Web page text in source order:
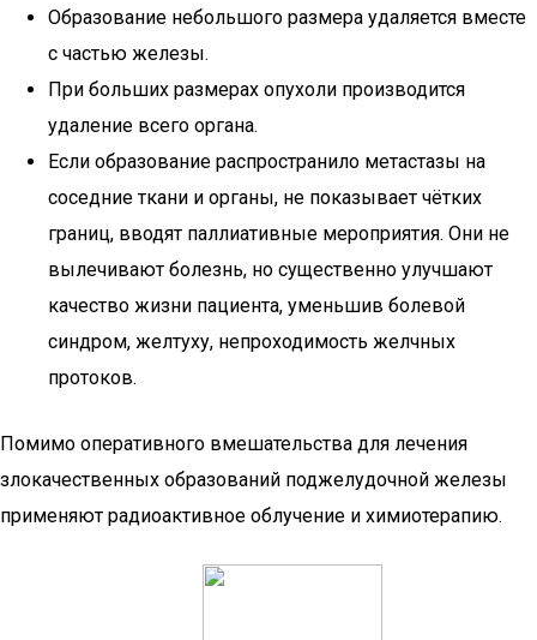
Образование небольшого размера удаляется вместе
с частью железы.
При больших размерах опухоли производится
удаление всего органа.
Если образование распространило метастазы на
соседние ткани и органы, не показывает чётких
границ, вводят паллиативные мероприятия. Они не
вылечивают болезнь, но существенно улучшают
качество жизни пациента, уменьшив болевой
синдром, желтуху, непроходимость желчных
протоков.
Помимо оперативного вмешательства для лечения
злокачественных образований поджелудочной железы
применяют радиоактивное облучение и химиотерапию.